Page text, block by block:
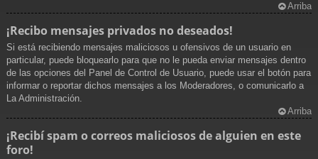
Arriba
¡Recibo mensajes privados no deseados!
Si está recibiendo mensajes maliciosos u ofensivos de un usuario en
particular, puede bloquearlo para que no le pueda enviar mensajes dentro
de las opciones del Panel de Control de Usuario, puede usar el botón para
informar o reportar dichos mensajes a los Moderadores, o comunicarlo a
La Administración.
Arriba
¡Recibí spam o correos maliciosos de alguien en este
foro!